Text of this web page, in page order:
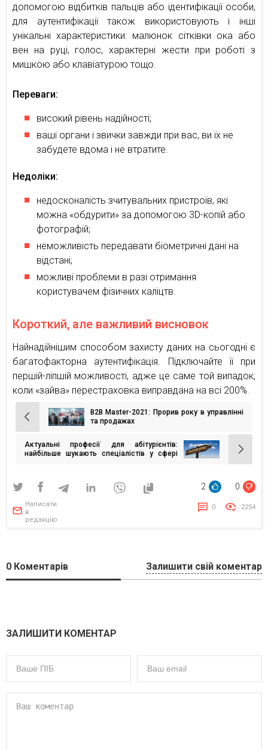
допомогою відбитків пальців або ідентифікації особи,
для аутентифікації також використовують і інші
унікальні характеристики: малюнок сітківки ока або
вен на руці, голос, характерні жести при роботі з
мишкою або клавіатурою тощо.
Переваги:
високий рівень надійності;
ваші органи і звички завжди при вас, ви їх не
забудете вдома і не втратите.
Недоліки:
недосконалість зчитувальних пристроїв, які
можна «обдурити» за допомогою 3D-копій або
фотографій;
неможливість передавати біометричні дані на
відстані;
можливі проблеми в разі отримання
користувачем фізичних каліцтв.
Короткий, але важливий висновок
Найнадійнішим способом захисту даних на сьогодні є
багатофакторна аутентифікація. Підключайте її при
першій-ліпшій можливості, адже це саме той випадок,
коли «зайва» перестраховка виправдана на всі 200%.
Навігація
записів
B2B Master-2021: Прорив року в управлінні
та продажах
Актуальні професії для абітурієнтів:
найбільше шукають спеціалістів у сфері
2 0
Написати
в
редакцію
0 2254
0 Коментарів Залишити свій коментар
ЗАЛИШИТИ КОМЕНТАР